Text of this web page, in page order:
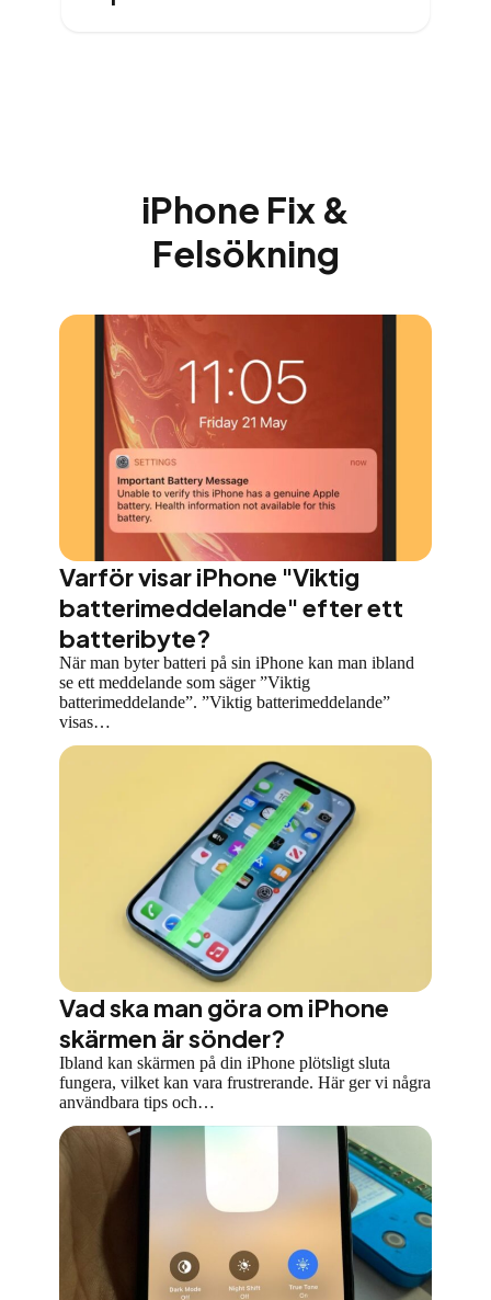
iPhone Fix &
Felsökning
Varför visar iPhone "Viktig
batterimeddelande" efter ett
batteribyte?
När man byter batteri på sin iPhone kan man ibland
se ett meddelande som säger ”Viktig
batterimeddelande”. ”Viktig batterimeddelande”
visas…
Vad ska man göra om iPhone
skärmen är sönder?
Ibland kan skärmen på din iPhone plötsligt sluta
fungera, vilket kan vara frustrerande. Här ger vi några
användbara tips och…